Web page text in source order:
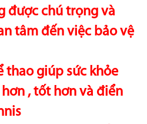
được chú trọng và
tâm đến việc bảo vệ
thao giúp sức khỏe
, tốt hơn và điển